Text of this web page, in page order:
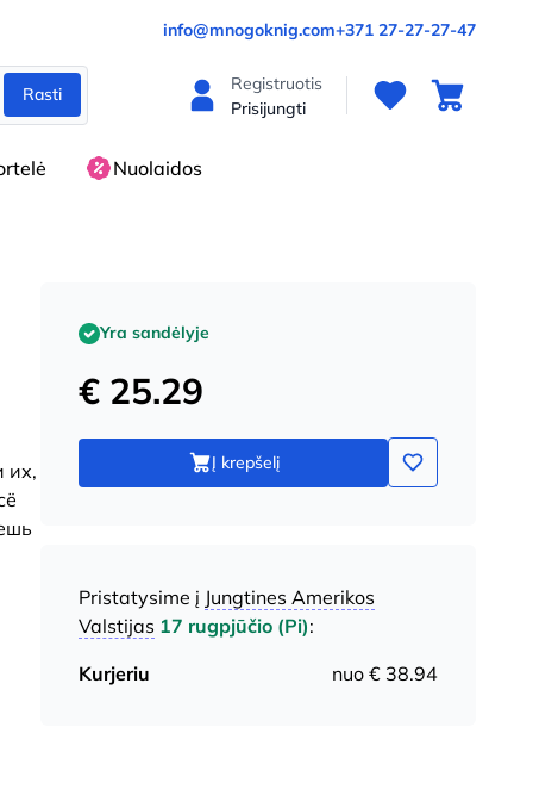
info@mnogoknig.com+371 27-27-27-47
Rasti
Registruotis
Prisijungti
Nuolaidos
их,
Yra sandėlyje
€ 25.29
Į krepšelį
Pristatysime į Jungtines Amerikos
Valstijas 17 rugpjūčio (Pi):
Kurjeriu
nuo € 38.94